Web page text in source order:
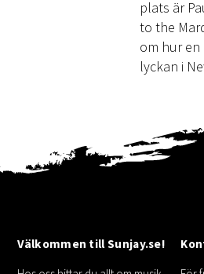
plats är
to the
om hur en
lyckan i
Välkommen till Sunjay.se!